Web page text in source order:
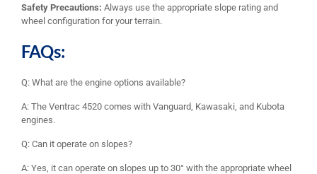
Safety Precautions: Always use the appropriate slope rating and
wheel configuration for your terrain.
FAQs:
Q: What are the engine options available?
A: The Ventrac 4520 comes with Vanguard, Kawasaki, and Kubota
engines.
Q: Can it operate on slopes?
A: Yes, it can operate on slopes up to 30° with the appropriate wheel